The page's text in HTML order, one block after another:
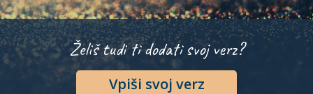
Želiš tudi ti dodati svoj verz?
Vpiši svoj verz